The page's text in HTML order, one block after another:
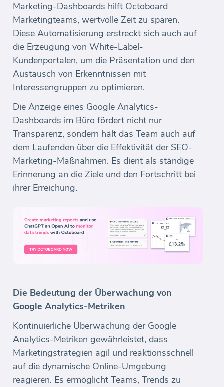
Marketing-Dashboards hilft Octoboard
Marketingteams, wertvolle Zeit zu sparen.
Diese Automatisierung erstreckt sich auch auf
die Erzeugung von White-Label-
Kundenportalen, um die Präsentation und den
Austausch von Erkenntnissen mit
Interessengruppen zu optimieren.
Die Anzeige eines Google Analytics-
Dashboards im Büro fördert nicht nur
Transparenz, sondern hält das Team auch auf
dem Laufenden über die Effektivität der SEO-
Marketing-Maßnahmen. Es dient als ständige
Erinnerung an die Ziele und den Fortschritt bei
ihrer Erreichung.
Die Bedeutung der Überwachung von
Google Analytics-Metriken
Kontinuierliche Überwachung der Google
Analytics-Metriken gewährleistet, dass
Marketingstrategien agil und reaktionsschnell
auf die dynamische Online-Umgebung
reagieren. Es ermöglicht Teams, Trends zu